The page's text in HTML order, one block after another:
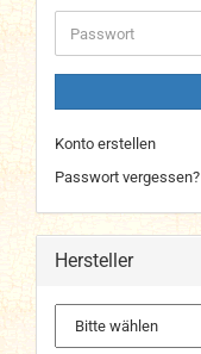
Adresse
Passwort
Konto erstellen
Passwort vergessen?
Hersteller